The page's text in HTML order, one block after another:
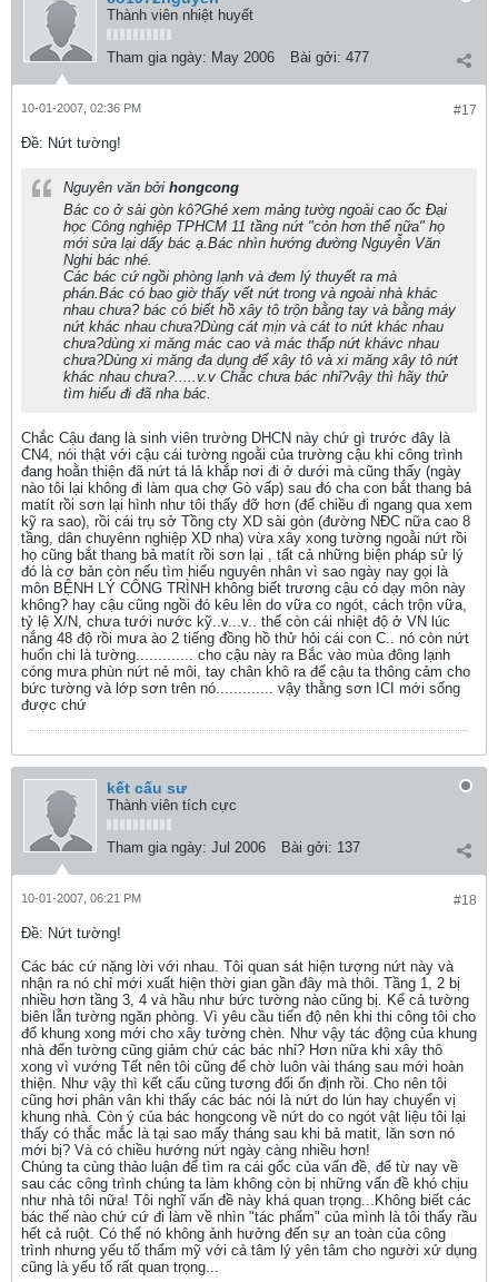
Thành viên nhiệt huyết
Tham gia ngày: May 2006 Bài gởi: 477
#17
10-01-2007, 02:36 PM
Ðề: Nứt tường!
Nguyên văn bởi hongcong
Bác co ở sài gòn kô?Ghé xem mảng tườg ngoài cao ốc Đại
học Công nghiệp TPHCM 11 tầng nứt "cỏn hơn thế nữa" họ
mới sửa lại dấy bác ạ.Bác nhìn hướng đường Nguyễn Văn
Nghi bác nhé.
Các bác cứ ngồi phòng lạnh và đem lý thuyết ra mà
phán.Bác có bao giờ thấy vết nứt trong và ngoài nhà khác
nhau chưa? bác có biết hồ xây tô trộn bằng tay và bằng máy
nứt khác nhau chưa?Dùng cát mịn và cát to nứt khác nhau
chưa?dùng xi măng mác cao và mác thấp nứt khávc nhau
chưa?Dùng xi măng đa dụng để xây tô và xi măng xây tô nứt
khác nhau chưa?.....v.v Chắc chưa bác nhỉ?vậy thì hãy thử
tìm hiểu đi đã nha bác.
Chắc Cậu đang là sinh viên trường DHCN này chứ gì trước đây là
CN4, nói thật với cậu cái tường ngoằi của trường cậu khi công trình
đang hoằn thiện đã nứt tá lả khắp nơi đi ở dưới mà cũng thấy (ngày
nào tôi lại không đi làm qua chợ Gò vấp) sau đó cha con bắt thang bả
matít rồi sơn lại hình như tôi thấy đỡ hơn (để chiều đi ngang qua xem
kỹ ra sao), rồi cái trụ sở Tồng cty XD sài gòn (đường NĐC nữa cao 8
tầng, dân chuyênn nghiệp XD nha) vừa xây xong tường ngoằi nứt rồi
họ cũng bắt thang bả matít rồi sơn lại , tất cả những biện pháp sử lý
đó là cơ bản còn nếu tìm hiểu nguyên nhân vì sao ngày nay gọi là
môn BỆNH LÝ CÔNG TRÌNH không biết trương cậu có dạy môn này
không? hay cậu cũng ngồi đó kêu lên do vữa co ngót, cách trộn vữa,
tỷ lệ X/N, chưa tưới nước kỹ..v...v.. thế còn cái nhiệt độ ở VN lúc
nắng 48 độ rồi mưa ào 2 tiếng đồng hồ thử hỏi cái con C.. nó còn nứt
huốn chi là tường............. cho cậu này ra Bắc vào mùa đông lạnh
cóng mưa phùn nứt nẻ môi, tay chân khô ra để cậu ta thông cảm cho
bức tường và lớp sơn trên nó............. vậy thằng sơn ICI mới sống
được chứ
kết cấu sư
Thành viên tích cực
Tham gia ngày: Jul 2006 Bài gởi: 137
#18
10-01-2007, 06:21 PM
Ðề: Nứt tường!
Các bác cứ nặng lời với nhau. Tôi quan sát hiện tượng nứt này và
nhận ra nó chỉ mới xuất hiện thời gian gần đây mà thôi. Tầng 1, 2 bị
nhiều hơn tầng 3, 4 và hầu như bức tường nào cũng bị. Kể cả tường
biên lẫn tường ngăn phòng. Vì yêu cầu tiến độ nên khi thi công tôi cho
đổ khung xong mới cho xây tường chèn. Như vậy tác động của khung
nhà đến tường cũng giảm chứ các bác nhỉ? Hơn nữa khi xây thô
xong vì vướng Tết nên tôi cũng để chờ luôn vài tháng sau mới hoàn
thiện. Như vậy thì kết cấu cũng tương đối ổn định rồi. Cho nên tôi
cũng hơi phân vân khi thấy các bác nói là nứt do lún hay chuyển vị
khung nhà. Còn ý của bác hongcong về nứt do co ngót vật liệu tôi lại
thấy có thắc mắc là tại sao mấy tháng sau khi bả matit, lăn sơn nó
mới bị? Và có chiều hướng nứt ngày càng nhiều hơn!
Chúng ta cùng thảo luận để tìm ra cái gốc của vấn đề, để từ nay về
sau các công trình chúng ta làm không còn bị những vấn đề khó chịu
như nhà tôi nữa! Tôi nghĩ vấn đề này khá quan trọng...Không biết các
bác thế nào chứ cứ đi làm về nhìn "tác phẩm" của mình là tôi thấy rầu
hết cả ruột. Có thể nó không ảnh hưởng đến sự an toàn của công
trình nhưng yếu tố thẩm mỹ với cả tâm lý yên tâm cho người xử dụng
cũng là yếu tố rất quan trọng...